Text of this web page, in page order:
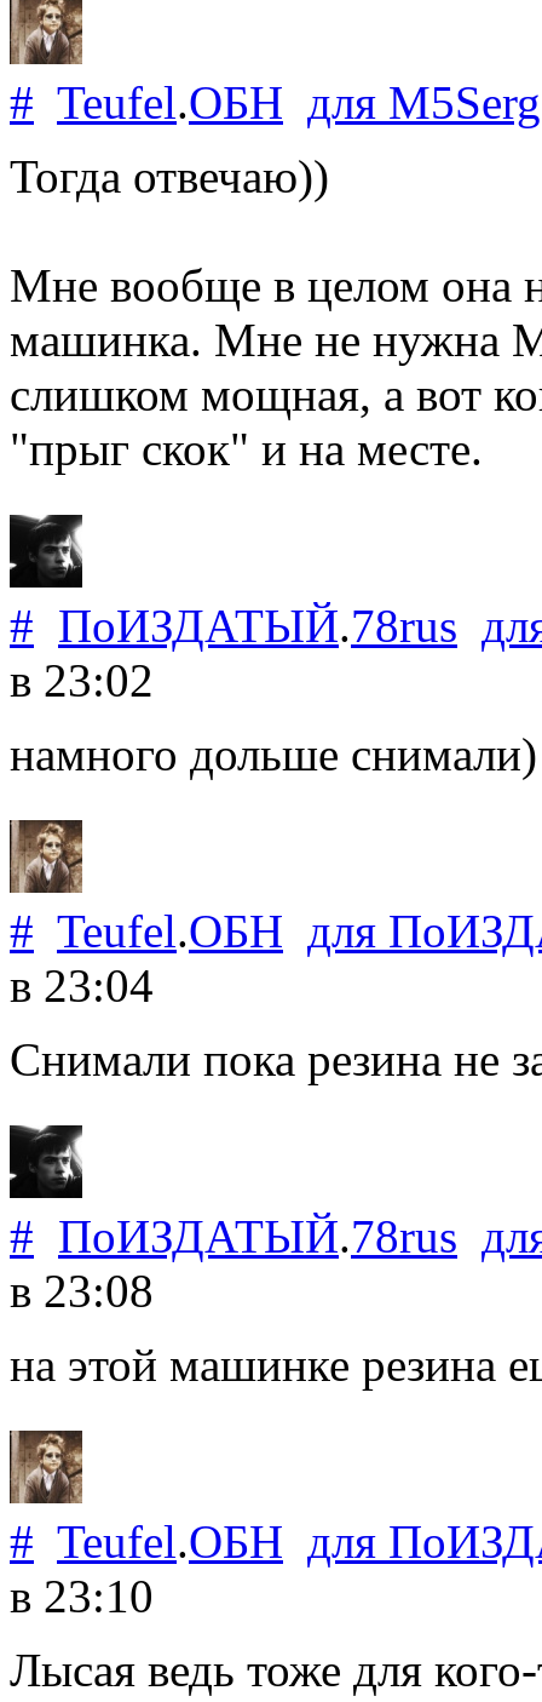
# Teufel.ОБН для
Тогда отвечаю))
Мне вообще в целом она
машинка. Мне не нужна
слишком мощная, а вот
"прыг скок" и на месте.
# ПоИЗДАТЫЙ.78rus
в 23:02
намного дольше снимали)
# Teufel.ОБН для
в 23:04
Снимали пока резина не
# ПоИЗДАТЫЙ.78rus
в 23:08
на этой машинке резина
# Teufel.ОБН для
в 23:10
Лысая ведь тоже для